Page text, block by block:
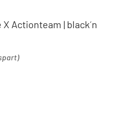
Actionteam | black´n